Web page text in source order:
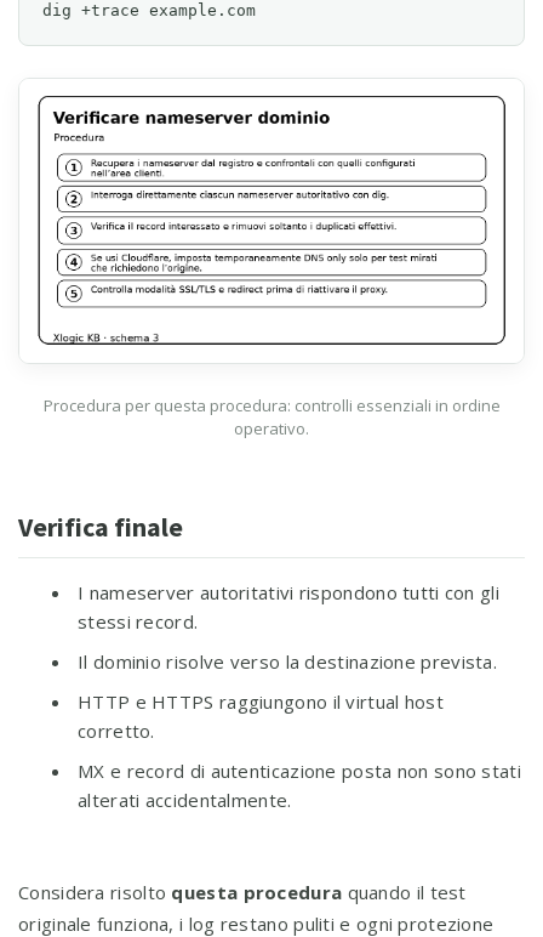
dig +trace example.com
Procedura per questa procedura: controlli essenziali in ordine
operativo.
Verifica finale
I nameserver autoritativi rispondono tutti con gli
stessi record.
Il dominio risolve verso la destinazione prevista.
HTTP e HTTPS raggiungono il virtual host
corretto.
MX e record di autenticazione posta non sono stati
alterati accidentalmente.
Considera risolto questa procedura quando il test
originale funziona, i log restano puliti e ogni protezione